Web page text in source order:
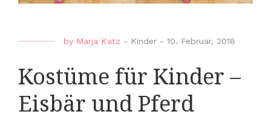
by Marja Katz - Kinder - 10. Februar, 2018
Kostüme für Kinder –
Eisbär und Pferd